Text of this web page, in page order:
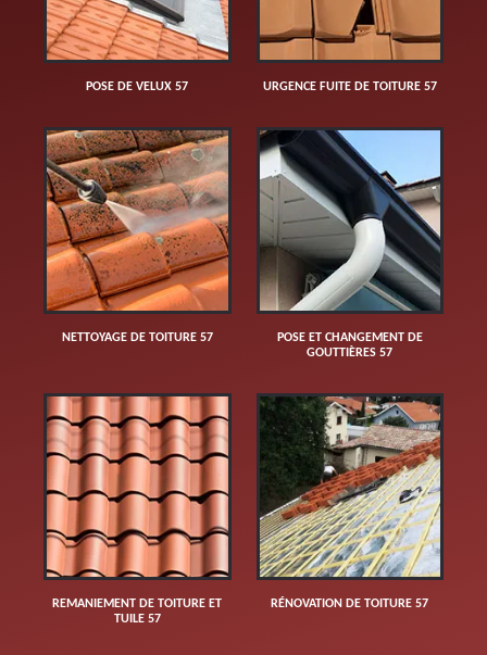
POSE DE VELUX 57 URGENCE FUITE DE TOITURE 57
NETTOYAGE DE TOITURE 57
POSE ET CHANGEMENT DE
GOUTTIÈRES 57
REMANIEMENT DE TOITURE ET
TUILE 57
RÉNOVATION DE TOITURE 57